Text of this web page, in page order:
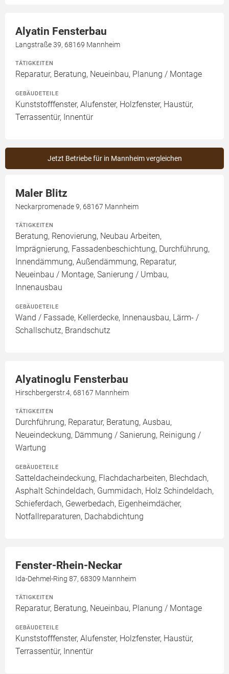
Alyatin Fensterbau
Langstraße 39, 68169 Mannheim
TÄTIGKEITEN
Reparatur, Beratung, Neueinbau, Planung / Montage
GEBÄUDETEILE
Kunststofffenster, Alufenster, Holzfenster, Haustür,
Terrassentür, Innentür
Jetzt Betriebe für in Mannheim vergleichen
Maler Blitz
Neckarpromenade 9, 68167 Mannheim
TÄTIGKEITEN
Beratung, Renovierung, Neubau Arbeiten,
Imprägnierung, Fassadenbeschichtung, Durchführung,
Innendämmung, Außendämmung, Reparatur,
Neueinbau / Montage, Sanierung / Umbau,
Innenausbau
GEBÄUDETEILE
Wand / Fassade, Kellerdecke, Innenausbau, Lärm- /
Schallschutz, Brandschutz
Alyatinoglu Fensterbau
Hirschbergerstr.4, 68167 Mannheim
TÄTIGKEITEN
Durchführung, Reparatur, Beratung, Ausbau,
Neueindeckung, Dämmung / Sanierung, Reinigung /
Wartung
GEBÄUDETEILE
Satteldacheindeckung, Flachdacharbeiten, Blechdach,
Asphalt Schindeldach, Gummidach, Holz Schindeldach,
Schieferdach, Gewerbedach, Eigenheimdächer,
Notfallreparaturen, Dachabdichtung
Fenster-Rhein-Neckar
Ida-Dehmel-Ring 87, 68309 Mannheim
TÄTIGKEITEN
Reparatur, Beratung, Neueinbau, Planung / Montage
GEBÄUDETEILE
Kunststofffenster, Alufenster, Holzfenster, Haustür,
Terrassentür, Innentür